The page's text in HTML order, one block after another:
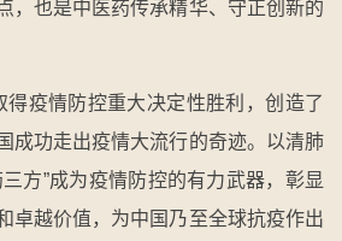
，也是中医药传承精华、守正创新的
得疫情防控重大决定性胜利，创造了
成功走出疫情大流行的奇迹。以清肺
方”成为疫情防控的有力武器，彰显
卓越价值，为中国乃至全球抗疫作出